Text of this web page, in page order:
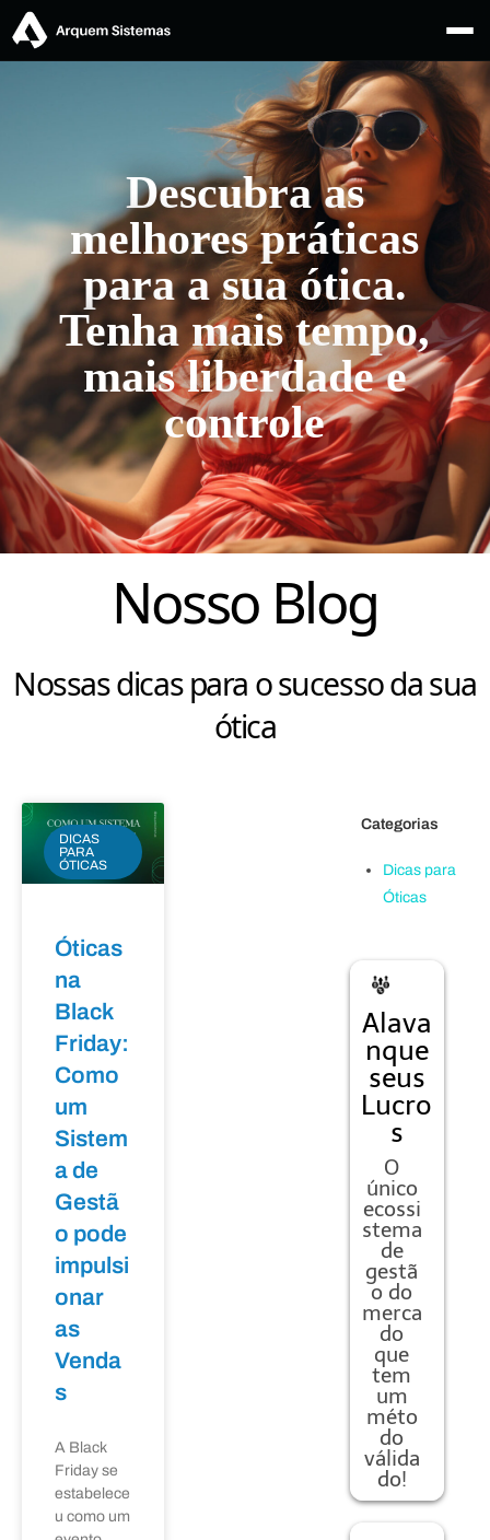
Descubra as
melhores práticas
para a sua ótica.
Tenha mais tempo,
mais liberdade e
controle
Nosso Blog
Nossas dicas para o sucesso da sua
ótica
DICAS
PARA
ÓTICAS
Óticas
na
Black
Friday:
Como
um
Sistem
a de
Gestã
o pode
impulsi
onar
as
Venda
s
A Black
Friday se
estabelece
u como um
Categorias
Dicas para
Óticas
Alava
nque
seus
Lucro
s
O
único
ecossi
stema
de
gestã
o do
merca
do
que
tem
um
méto
do
válida
do!